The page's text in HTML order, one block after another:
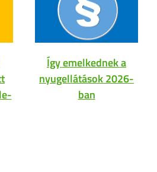
Így emelkednek a
nyugellátások 2026-
ban